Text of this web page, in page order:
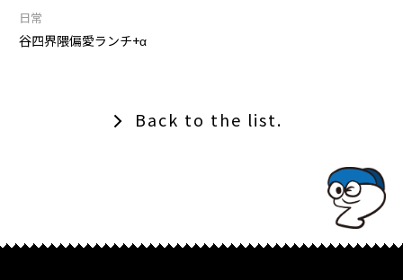
日常
谷四界隈偏愛ランチ+α
Back to the list.